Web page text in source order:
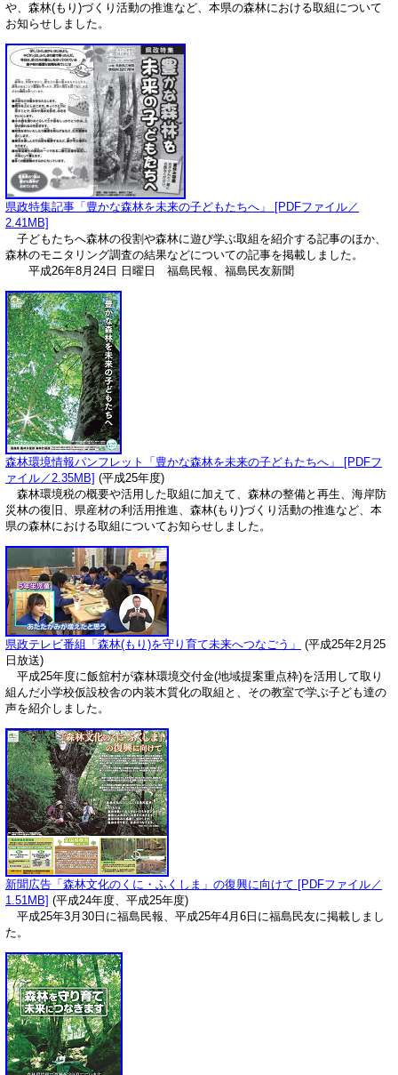
や、森林(もり)づくり活動の推進など、本県の森林における取組について
お知らせしました。
県政特集記事「豊かな森林を未来の子どもたちへ」 [PDFファイル／
2.41MB]
子どもたちへ森林の役割や森林に遊び学ぶ取組を紹介する記事のほか、
森林のモニタリング調査の結果などについての記事を掲載しました。
平成26年8月24日 日曜日 福島民報、福島民友新聞
森林環境情報パンフレット「豊かな森林を未来の子どもたちへ」 [PDFフ
ァイル／2.35MB] (平成25年度)
森林環境税の概要や活用した取組に加えて、森林の整備と再生、海岸防
災林の復旧、県産材の利活用推進、森林(もり)づくり活動の推進など、本
県の森林における取組についてお知らせしました。
県政テレビ番組「森林(もり)を守り育て未来へつなごう」
(平成25年2月25
日放送)
平成25年度に飯舘村が森林環境交付金(地域提案重点枠)を活用して取り
組んだ小学校仮設校舎の内装木質化の取組と、その教室で学ぶ子ども達の
声を紹介しました。
新聞広告「森林文化のくに・ふくしま」の復興に向けて [PDFファイル／
1.51MB] (平成24年度、平成25年度)
平成25年3月30日に福島民報、平成25年4月6日に福島民友に掲載しまし
た。